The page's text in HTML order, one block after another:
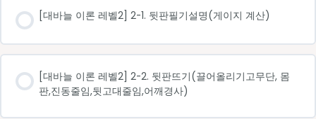
[대바늘 이론 레벨2] 2-1. 뒷판필기설명(게이지 계산)
[대바늘 이론 레벨2] 2-2. 뒷판뜨기(끌어올리기고무단, 몸
판,진동줄임,뒷고대줄임,어깨경사)